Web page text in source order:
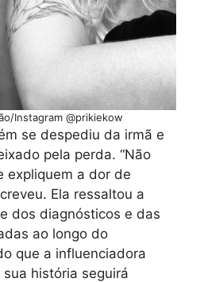
Instagram @prikiekow
se despediu da irmã e
pela perda. “Não
expliquem a dor de
Ela ressaltou a
dos diagnósticos e das
ao longo do
que a influenciadora
história seguirá